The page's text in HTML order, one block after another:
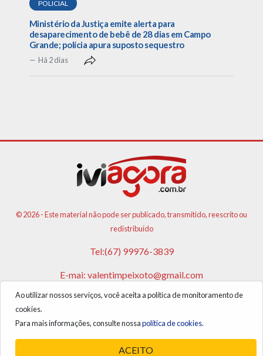
POLICIAL
Ministério da Justiça emite alerta para
desaparecimento de bebê de 28 dias em Campo
Grande; polícia apura suposto sequestro
Há 2 dias
Ao utilizar nossos serviços, você aceita a política de monitoramento de
cookies.
Para mais informações, consulte nossapolítica de cookies.
ACEITO
© 2026 - Este material não pode ser publicado, transmitido, reescrito ou
redistribuído
Tel:(67) 99976-3839
E-mai: valentimpeixoto@gmail.com
VPA AGENCIA DE PUBLICIDADES E NOTICIAS LTDA